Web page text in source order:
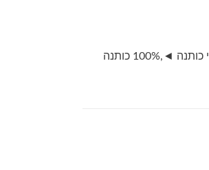
כותנה ◄ ,
100% כותנה